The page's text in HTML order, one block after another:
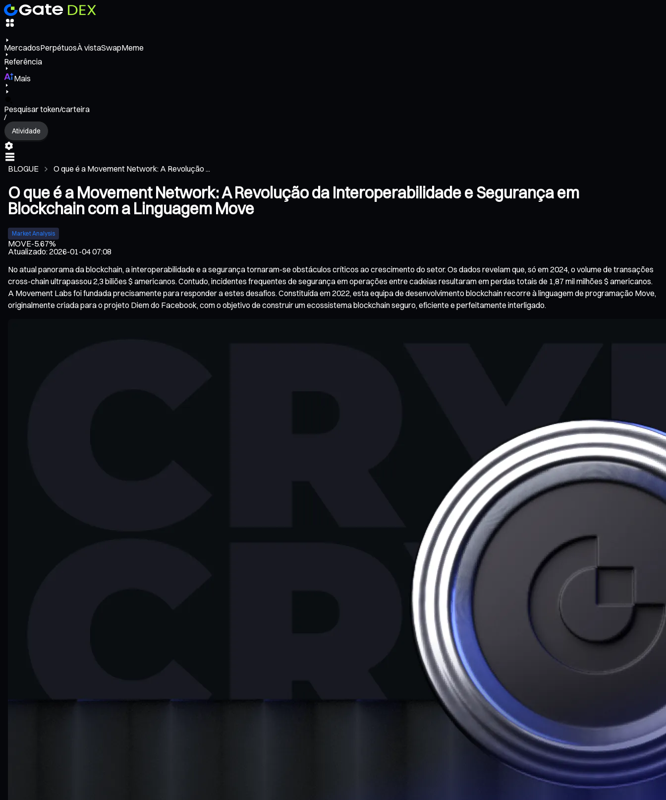
MercadosPerpétuosÀ vistaSwapMeme
Referência
Mais
Pesquisar token/carteira
/
Atividade
BLOGUE O que é a Movement Network: A Revolução ...
O que é a Movement Network: A Revolução da Interoperabilidade e Segurança em
Blockchain com a Linguagem Move
Market Analysis
MOVE-5.67%
Atualizado:2026-01-04 07:08
No atual panorama da blockchain, a interoperabilidade e a segurança tornaram-se obstáculos críticos ao crescimento do setor. Os dados revelam que, só em 2024, o volume de transações
cross-chain ultrapassou 2,3 biliões $ americanos. Contudo, incidentes frequentes de segurança em operações entre cadeias resultaram em perdas totais de 1,87 mil milhões $ americanos.
A Movement Labs foi fundada precisamente para responder a estes desafios. Constituída em 2022, esta equipa de desenvolvimento blockchain recorre à linguagem de programação Move,
originalmente criada para o projeto Diem do Facebook, com o objetivo de construir um ecossistema blockchain seguro, eficiente e perfeitamente interligado.